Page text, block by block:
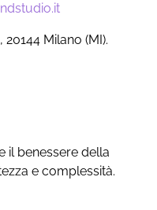
Milano (MI).
il benessere della
e complessità.